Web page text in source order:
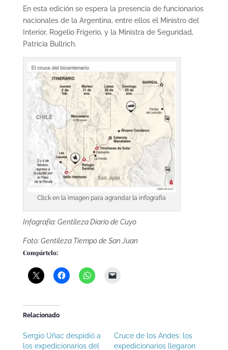
En esta edición se espera la presencia de funcionarios
nacionales de la Argentina, entre ellos el Ministro del
Interior, Rogelio Frigerio, y la Ministra de Seguridad,
Patricia Bullrich.
Click en la imagen para agrandar la infografía
Infografía: Gentileza Diario de Cuyo
Foto: Gentileza Tiempo de San Juan
Compártelo:
Relacionado
Sergio Uñac despidió a
los expedicionarios del
Cruce de los Andes: los
expedicionarios llegaron